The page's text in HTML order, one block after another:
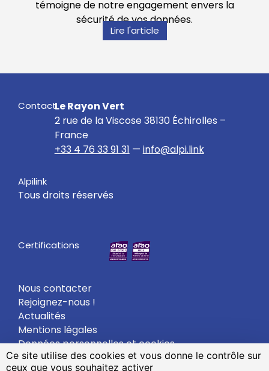
témoigne de notre engagement envers la
sécurité de vos données.
Lire l'article
ContactLe Rayon Vert
2 rue de la Viscose 38130 Échirolles –
France
+33 4 76 33 91 31 — info@alpi.link
Alpilink
Tous droits réservés
Certifications
Nous contacter
Rejoignez-nous !
Actualités
Mentions légales
Données personnelles et cookies
Gestion des cookies
Ce site utilise des cookies et vous donne le contrôle sur
ceux que vous souhaitez activer